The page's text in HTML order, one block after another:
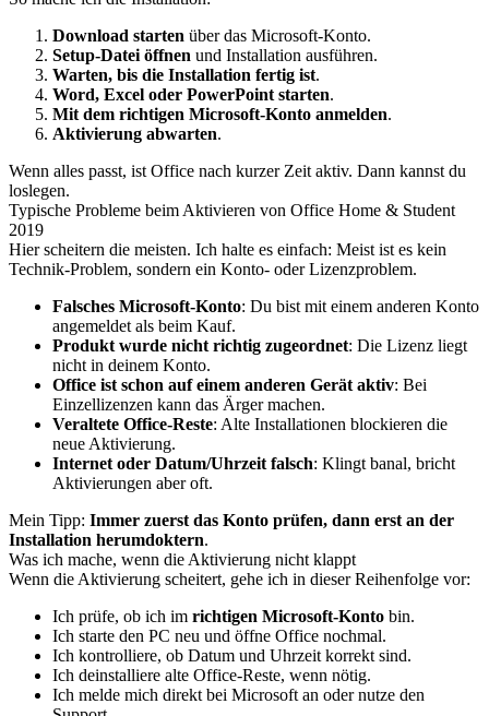
Download starten über das Microsoft-Konto.
Setup-Datei öffnen und Installation ausführen.
Warten, bis die Installation fertig ist.
Word, Excel oder PowerPoint starten.
Mit dem richtigen Microsoft-Konto anmelden.
Aktivierung abwarten.
Wenn alles passt, ist Office nach kurzer Zeit aktiv. Dann kannst du
loslegen.
Typische Probleme beim Aktivieren von Office Home & Student
2019
Hier scheitern die meisten. Ich halte es einfach: Meist ist es kein
Technik-Problem, sondern ein Konto- oder Lizenzproblem.
Falsches Microsoft-Konto: Du bist mit einem anderen Konto
angemeldet als beim Kauf.
Produkt wurde nicht richtig zugeordnet: Die Lizenz liegt
nicht in deinem Konto.
Office ist schon auf einem anderen Gerät aktiv: Bei
Einzellizenzen kann das Ärger machen.
Veraltete Office-Reste: Alte Installationen blockieren die
neue Aktivierung.
Internet oder Datum/Uhrzeit falsch: Klingt banal, bricht
Aktivierungen aber oft.
Mein Tipp: Immer zuerst das Konto prüfen, dann erst an der
Installation herumdoktern.
Was ich mache, wenn die Aktivierung nicht klappt
Wenn die Aktivierung scheitert, gehe ich in dieser Reihenfolge vor:
Ich prüfe, ob ich im richtigen Microsoft-Konto bin.
Ich starte den PC neu und öffne Office nochmal.
Ich kontrolliere, ob Datum und Uhrzeit korrekt sind.
Ich deinstalliere alte Office-Reste, wenn nötig.
Ich melde mich direkt bei Microsoft an oder nutze den